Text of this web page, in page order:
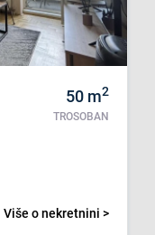
50 m2
TROSOBAN
Više o nekretnini >